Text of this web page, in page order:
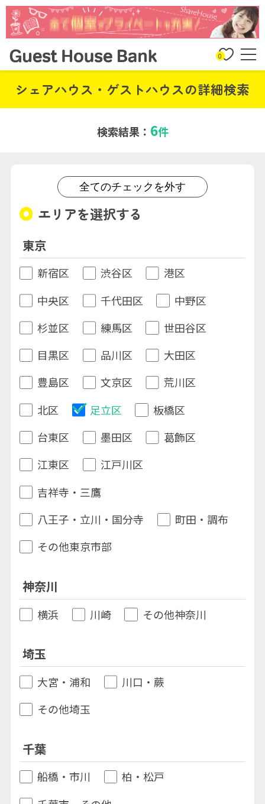
0
シェアハウス・ゲストハウスの詳細検索
検索結果： 6件
全てのチェックを外す
エリアを選択する
東京
新宿区 渋谷区
港区
中央区
千代田区
中野区
杉並区
練馬区
世田谷区
目黒区
品川区
大田区
豊島区
文京区
荒川区
北区
足立区
板橋区
台東区
墨田区
葛飾区
江東区
江戸川区
吉祥寺・三鷹
八王子・立川・国分寺
町田・調布
その他東京市部
神奈川
横浜 川崎 その他神奈川
埼玉
大宮・浦和
川口・蕨
その他埼玉
千葉
船橋・市川
柏・松戸